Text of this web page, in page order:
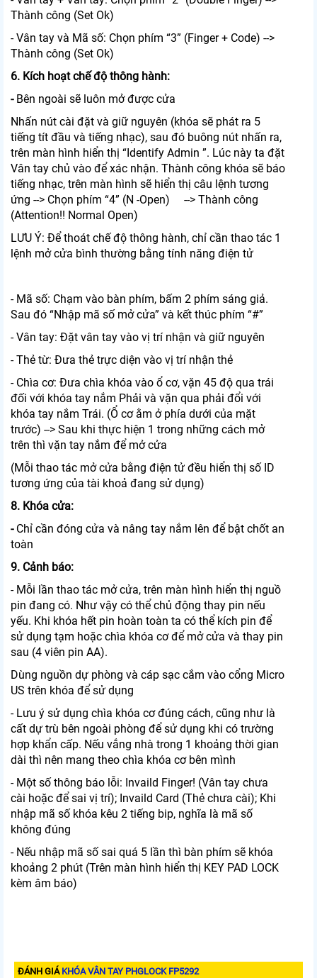
Thành công (Set Ok)
- Vân tay và Mã số: Chọn phím “3” (Finger + Code) -->
Thành công (Set Ok)
6. Kích hoạt chế độ thông hành:
- Bên ngoài sẽ luôn mở được cửa
Nhấn nút cài đặt và giữ nguyên (khóa sẽ phát ra 5
tiếng tít đầu và tiếng nhạc), sau đó buông nút nhấn ra,
trên màn hình hiển thị “Identify Admin ”. Lúc này ta đặt
Vân tay chủ vào để xác nhận. Thành công khóa sẽ báo
tiếng nhạc, trên màn hình sẽ hiển thị câu lệnh tương
ứng --> Chọn phím “4” (N -Open) --> Thành công
(Attention!! Normal Open)
LƯU Ý: Để thoát chế độ thông hành, chỉ cần thao tác 1
lệnh mở cửa bình thường bằng tính năng điện tử
- Mã số: Chạm vào bàn phím, bấm 2 phím sáng giả.
Sau đó “Nhập mã số mở cửa” và kết thúc phím “#”
- Vân tay: Đặt vân tay vào vị trí nhận và giữ nguyên
- Thẻ từ: Đưa thẻ trực diện vào vị trí nhận thẻ
- Chìa cơ: Đưa chìa khóa vào ổ cơ, vặn 45 độ qua trái
đối với khóa tay nắm Phải và vặn qua phải đổi với
khóa tay nắm Trái. (Ổ cơ ằm ở phía dưới của mặt
trước) --> Sau khi thực hiện 1 trong những cách mở
trên thì vặn tay nắm để mở cửa
(Mỗi thao tác mở cửa bằng điện tử đều hiển thị số ID
tương ứng của tài khoả đang sử dụng)
8. Khóa cửa:
- Chỉ cần đóng cửa và nâng tay nắm lên để bật chốt an
toàn
9. Cảnh báo:
- Mỗi lần thao tác mở cửa, trên màn hình hiển thị nguồ
pin đang có. Như vậy có thể chủ động thay pin nếu
yếu. Khi khóa hết pin hoàn toàn ta có thể kích pin để
sử dụng tạm hoặc chìa khóa cơ để mở cửa và thay pin
sau (4 viên pin AA).
Dùng nguồn dự phòng và cáp sạc cắm vào cổng Micro
US trên khóa để sử dụng
- Lưu ý sử dụng chìa khóa cơ đúng cách, cũng như là
cất dự trù bên ngoài phòng để sử dụng khi có trường
hợp khẩn cấp. Nếu vắng nhà trong 1 khoảng thời gian
dài thì nên mang theo chìa khóa cơ bên mình
- Một số thông báo lỗi: Invaild Finger! (Vân tay chưa
cài hoặc để sai vị trí); Invaild Card (Thẻ chưa cài); Khi
nhập mã số khóa kêu 2 tiếng bip, nghĩa là mã số
không đúng
- Nếu nhập mã số sai quá 5 lần thì bàn phím sẽ khóa
khoảng 2 phút (Trên màn hình hiển thị KEY PAD LOCK
kèm âm báo)
ĐÁNH GIÁ KHÓA VÂN TAY PHGLOCK FP5292